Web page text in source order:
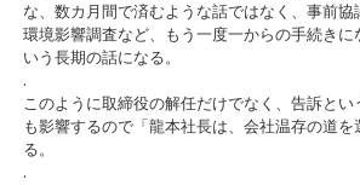
な、数カ月間で済むような話ではなく、事前
環境影響調査など、もう一度一からの手続きに
いう長期の話になる。
.
このように取締役の解任だけでなく、告訴とい
も影響するので「龍本社長は、会社温存の道を
る。
.